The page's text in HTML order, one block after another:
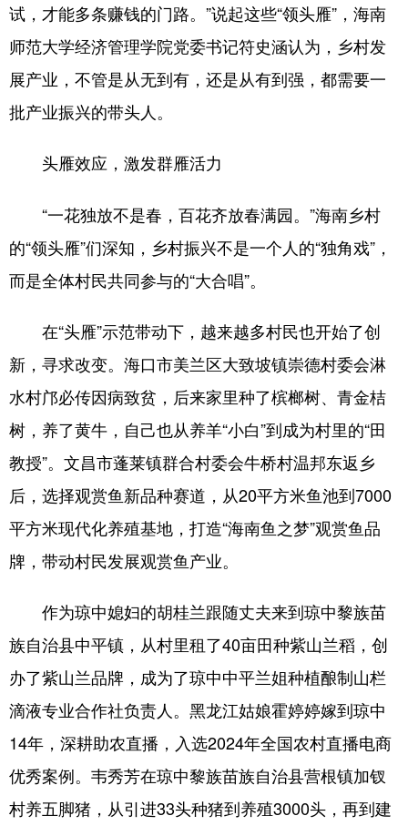
试，才能多条赚钱的门路。”说起这些“领头雁”，海南
师范大学经济管理学院党委书记符史涵认为，乡村发
展产业，不管是从无到有，还是从有到强，都需要一
批产业振兴的带头人。
头雁效应，激发群雁活力
“一花独放不是春，百花齐放春满园。”海南乡村
的“领头雁”们深知，乡村振兴不是一个人的“独角戏”，
而是全体村民共同参与的“大合唱”。
在“头雁”示范带动下，越来越多村民也开始了创
新，寻求改变。海口市美兰区大致坡镇崇德村委会淋
水村邝必传因病致贫，后来家里种了槟榔树、青金桔
树，养了黄牛，自己也从养羊“小白”到成为村里的“田
教授”。文昌市蓬莱镇群合村委会牛桥村温邦东返乡
后，选择观赏鱼新品种赛道，从20平方米鱼池到7000
平方米现代化养殖基地，打造“海南鱼之梦”观赏鱼品
牌，带动村民发展观赏鱼产业。
作为琼中媳妇的胡桂兰跟随丈夫来到琼中黎族苗
族自治县中平镇，从村里租了40亩田种紫山兰稻，创
办了紫山兰品牌，成为了琼中中平兰姐种植酿制山栏
滴液专业合作社负责人。黑龙江姑娘霍婷婷嫁到琼中
14年，深耕助农直播，入选2024年全国农村直播电商
优秀案例。韦秀芳在琼中黎族苗族自治县营根镇加钗
村养五脚猪，从引进33头种猪到养殖3000头，再到建